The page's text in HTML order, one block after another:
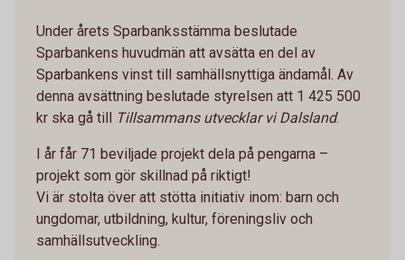
Under årets Sparbanksstämma beslutade
Sparbankens huvudmän att avsätta en del av
Sparbankens vinst till samhällsnyttiga ändamål. Av
denna avsättning beslutade styrelsen att 1 425 500
kr ska gå till Tillsammans utvecklar vi Dalsland.
I år får 71 beviljade projekt dela på pengarna –
projekt som gör skillnad på riktigt!
Vi är stolta över att stötta initiativ inom: barn och
ungdomar, utbildning, kultur, föreningsliv och
samhällsutveckling.